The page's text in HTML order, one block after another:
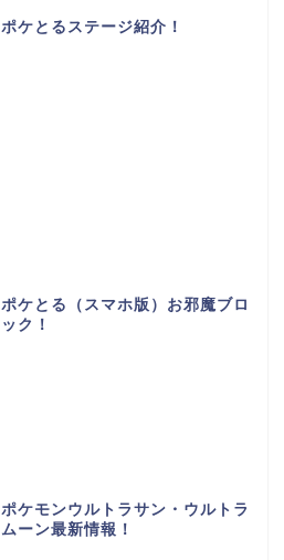
ポケとるステージ紹介！
ポケとる（スマホ版）お邪魔ブロ
ック！
ポケモンウルトラサン・ウルトラ
ムーン最新情報！